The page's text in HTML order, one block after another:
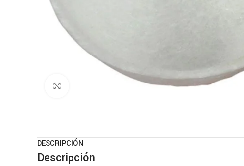
DESCRIPCIÓN
Descripción